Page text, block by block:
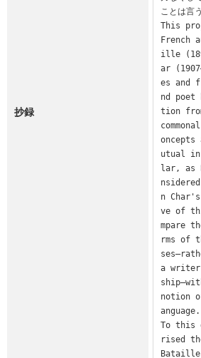
抄録
ことは言
This
French
ille
ar
es and
nd poet
tion
oncepts
utual
lar, as
n
ve of
mpare
rms of
a writer
notion
anguage.
To this
rised